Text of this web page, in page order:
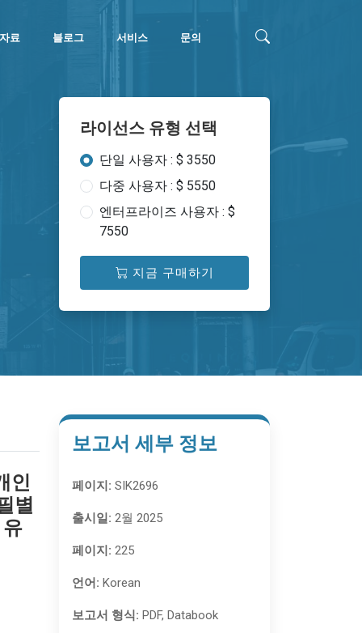
료 블로그 서비스 문의
라이선스 유형 선택
단일 사용자 : $ 3550
다중 사용자 : $ 5550
엔터프라이즈 사용자 : $
7550
지금 구매하기
인
별
보고서 세부 정보
페이지: SIK2696
출시일: 2월 2025
페이지: 225
언어: Korean
보고서 형식: PDF, Databook